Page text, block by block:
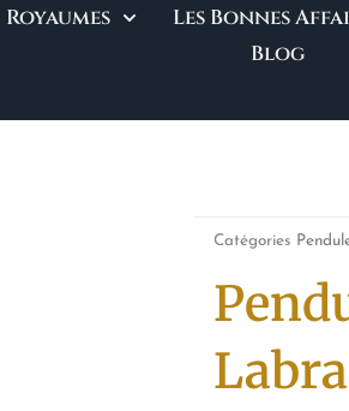
Royaumes Les Bonnes
Blog
Catégories